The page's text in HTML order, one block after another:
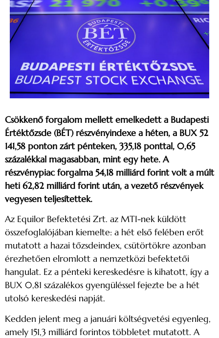
Csökkenő forgalom mellett emelkedett a Budapesti
Értéktőzsde (BÉT) részvényindexe a héten, a BUX 52
141,58 ponton zárt pénteken, 335,18 ponttal, 0,65
százalékkal magasabban, mint egy hete. A
részvénypiac forgalma 54,18 milliárd forint volt a múlt
heti 62,82 milliárd forint után, a vezető részvények
vegyesen teljesítettek.
Az Equilor Befektetési Zrt. az MTI-nek küldött
összefoglalójában kiemelte: a hét első felében erőt
mutatott a hazai tőzsdeindex, csütörtökre azonban
érezhetően elromlott a nemzetközi befektetői
hangulat. Ez a pénteki kereskedésre is kihatott, így a
BUX 0,81 százalékos gyengüléssel fejezte be a hét
utolsó kereskedési napját.
Kedden jelent meg a januári költségvetési egyenleg,
amely 151,3 milliárd forintos többletet mutatott. A